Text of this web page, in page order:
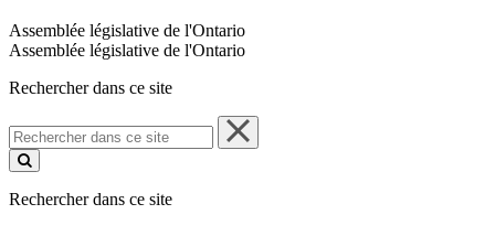
Assemblée législative de l'Ontario
Assemblée législative de l'Ontario
Rechercher dans ce site
Rechercher
dans
ce
Rechercher dans ce site